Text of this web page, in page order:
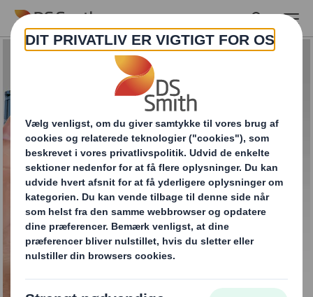
Skip to main content
Klem luften ud af din
supplychain
Hvordan optimerer I jeres
emballageløsninger